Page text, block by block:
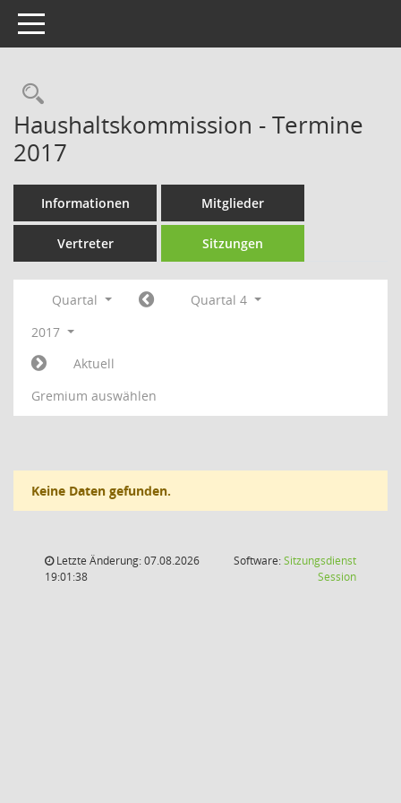
Toggle navigation
Rechercheauswahl
Haushaltskommission - Termine
2017
Informationen Mitglieder
Vertreter Sitzungen
Quartal
Quartal 4
2017
Aktuell
Gremium auswählen
Keine Daten gefunden.
Letzte Änderung: 07.08.2026
19:01:38
Software:Sitzungsdienst
Session(Wird in